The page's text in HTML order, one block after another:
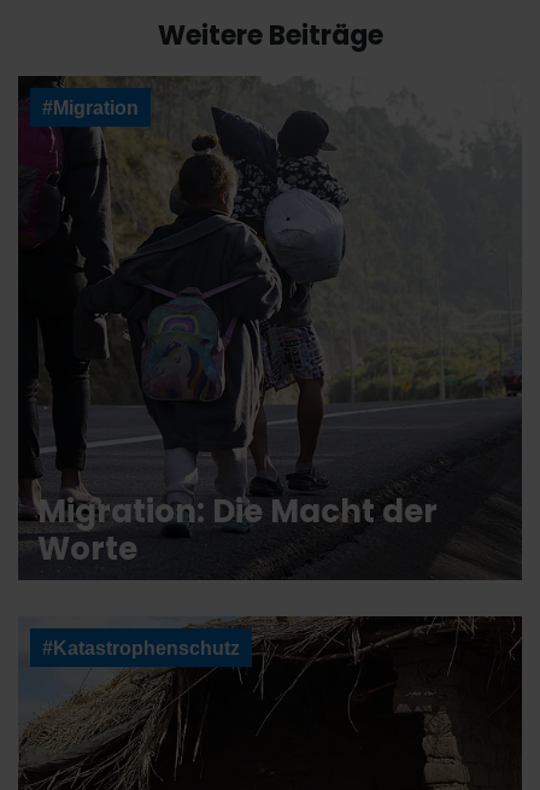
Weitere Beiträge
#Migration
Migration: Die Macht der
Worte
#Katastrophenschutz